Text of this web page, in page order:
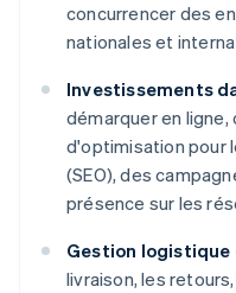
concurrencer des
nationales et
Investissements
démarquer en
d'optimisation pour
(SEO), des
présence sur les
Gestion logistique
livraison, les